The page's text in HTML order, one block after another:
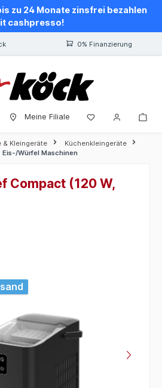
zu 24 Monate zinsfrei bezahlen
cashpresso!
0% Finanzierung
Meine Filiale
& Kleingeräte
Küchenkleingeräte
Eis-/Würfel Maschinen
Compact (120 W,